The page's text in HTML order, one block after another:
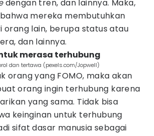
dengan tren, dan lainnya. Maka,
mereka membutuhkan
orang lain, berupa status atau
dan lainnya.
merasa terhubung
dan tertawa (pexels.com/Jopwell)
orang yang FOMO, maka akan
orang ingin terhubung karena
yang sama. Tidak bisa
keinginan untuk terhubung
sifat dasar manusia sebagai